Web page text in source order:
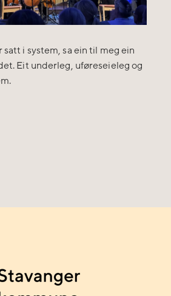
i system, sa ein til meg ein
Eit underleg, uføreseieleg og